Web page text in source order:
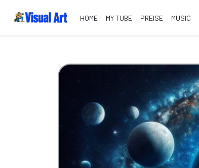
HOME MY TUBE PREISE MUSIC